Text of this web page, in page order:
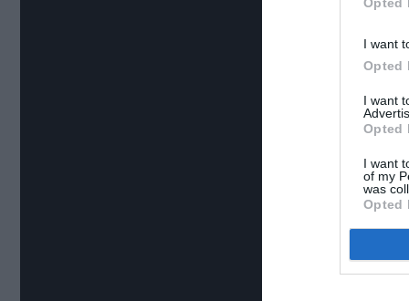
I want
Opted
I want
Opted
I want
of my
was
Opted